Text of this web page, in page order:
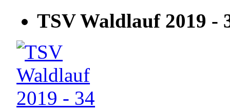
TSV Waldlauf 2019 -